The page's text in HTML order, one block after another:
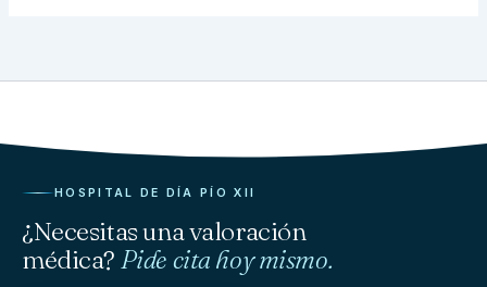
HOSPITAL DE DÍA PÍO XII
¿Necesitas una valoración
médica? Pide cita hoy mismo.